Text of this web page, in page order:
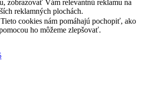
zobrazovať Vám relevantnú reklamu na
reklamných plochách.
Tieto cookies nám pomáhajú pochopiť, ako
ho môžeme zlepšovať.